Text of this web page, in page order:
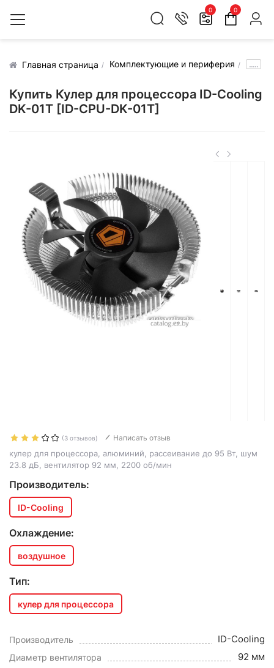
0 0
Главная страница Комплектующие и периферия .....
Купить Кулер для процессора ID-Cooling
DK-01T [ID-CPU-DK-01T]
(3 отзывов) Написать отзыв
кулер для процессора, алюминий, рассеивание до 95 Вт, шум
23.8 дБ, вентилятор 92 мм, 2200 об/мин
Производитель:
ID-Cooling
Охлаждение:
воздушное
Тип:
кулер для процессора
Производитель ID-Cooling
Диаметр вентилятора 92 мм